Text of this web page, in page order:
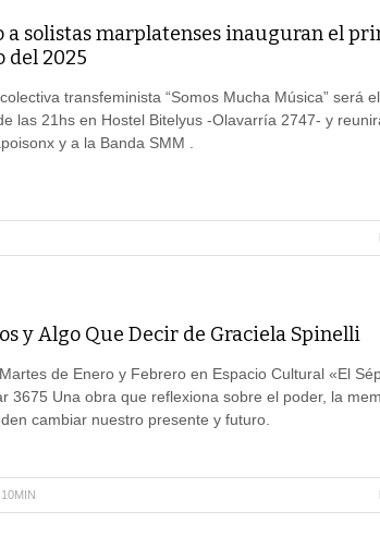
a solistas marplatenses inauguran el
del 2025
transfeminista “Somos Mucha Música” será
las 21hs en Hostel Bitelyus -Olavarría 2747- y
y a la Banda SMM .
y Algo Que Decir de Graciela Spinelli
de Enero y Febrero en Espacio Cultural «El
3675 Una obra que reflexiona sobre el poder, la
cambiar nuestro presente y futuro.